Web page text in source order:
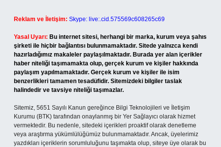
Reklam ve İletişim: Skype: live:.cid.575569c608265c69
Yasal Uyarı: Bu internet sitesi, herhangi bir marka, kurum veya şahıs
şirketi ile hiçbir bağlantısı bulunmamaktadır. Sitede yalnızca kendi
hazırladığımız makaleler paylaşılmaktadır. Burada yer alan içerikler
haber niteliği taşımamakta olup, gerçek kurum ve kişiler hakkında
paylaşım yapılmamaktadır. Gerçek kurum ve kişiler ile isim
benzerlikleri tamamen tesadüfidir. Sitemizdeki bilgiler taslak
halindedir ve tavsiye niteliği taşımazlar.
Sitemiz, 5651 Sayılı Kanun gereğince Bilgi Teknolojileri ve İletişim
Kurumu (BTK) tarafından onaylanmış bir Yer Sağlayıcı olarak hizmet
vermektedir. Bu nedenle, sitedeki içerikleri proaktif olarak denetleme
veya araştırma yükümlülüğümüz bulunmamaktadır. Ancak, üyelerimiz
yazdıkları içeriklerin sorumluluğunu taşımakta olup, siteye üye olarak bu